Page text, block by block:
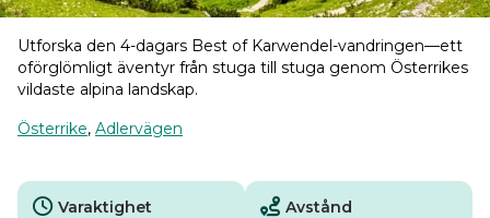
Utforska den 4-dagars Best of Karwendel-vandringen—ett
oförglömligt äventyr från stuga till stuga genom Österrikes
vildaste alpina landskap.
Österrike, Adlervägen
Varaktighet Avstånd